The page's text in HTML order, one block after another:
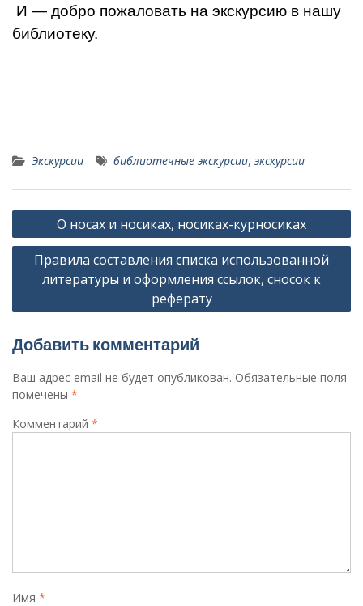
И — добро пожаловать на экскурсию в нашу
библиотеку.
Экскурсии библиотечные экскурсии, экскурсии
Навигация
по
записям
О носах и носиках, носиках-курносиках
Правила составления списка использованной
литературы и оформления ссылок, сносок к
реферату
Добавить комментарий
Ваш адрес email не будет опубликован. Обязательные поля
помечены *
Комментарий *
Имя *